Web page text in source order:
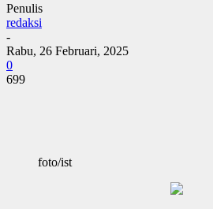
Penulis
redaksi
-
Rabu, 26 Februari, 2025
0
699
foto/ist